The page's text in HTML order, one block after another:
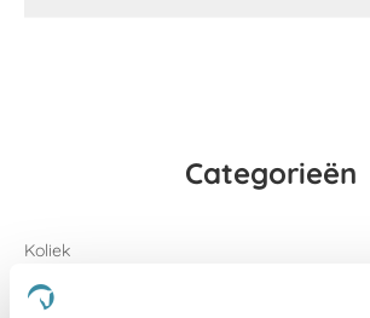
Categorieën
Koliek
Spieren en gewrichten